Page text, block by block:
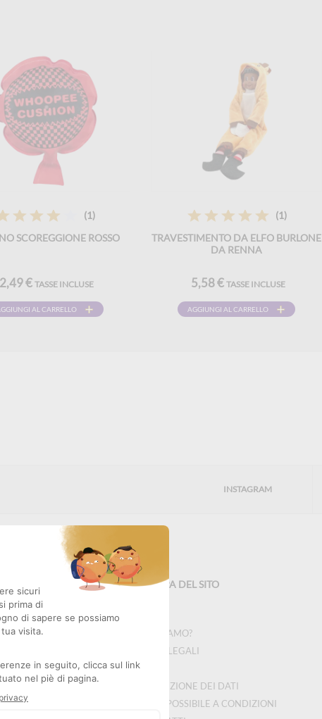
(1)
SCOREGGIONE ROSSO
2,49 € TASSE INCLUSE
AL CARRELLO
(1)
TRAVESTIMENTO DA ELFO BURLONE
DA RENNA
5,58 €TASSE INCLUSE
AGGIUNGI AL CARRELLO
INSTAGRAM
:Pep's Multimedia
MAPPA DEL SITO
CHI SIAMO?
NOTE LEGALI
PROTEZIONE DEI DATI
RESO POSSIBILE A CONDIZIONI